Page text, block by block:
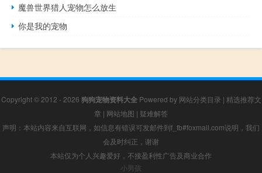
魔兽世界猎人宠物怎么放生
你是我的宠物
Copyright © 2012 - 2026 狗狗宠物资料大全Powered by 网站分类目录 | 精选推荐文
章 | 网站地图 | 疑难解答
声明：本站内容来自互联网，如信息有错误可发邮件到f_fb#foxmail.com说明，我们
会及时纠正，谢谢
本站仅为个人兴趣爱好，不接盈利性广告及商业合作
小男孩